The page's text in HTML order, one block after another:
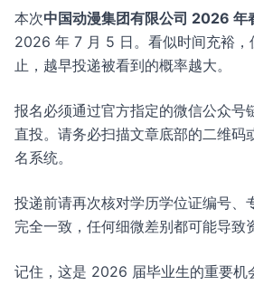
本次中国动漫集团有限公司 2026 年
2026 年 7 月 5 日。看似时间充裕，
止，越早投递被看到的概率越大。
报名必须通过官方指定的微信公众号
直投。请务必扫描文章底部的二维码
名系统。
投递前请再次核对学历学位证编号、
完全一致，任何细微差别都可能导致
记住，这是 2026 届毕业生的重要机